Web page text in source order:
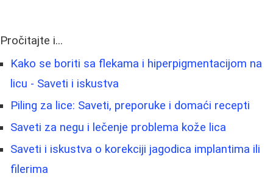
Pročitajte i...
Kako se boriti sa flekama i hiperpigmentacijom na
licu - Saveti i iskustva
Piling za lice: Saveti, preporuke i domaći recepti
Saveti za negu i lečenje problema kože lica
Saveti i iskustva o korekciji jagodica implantima ili
filerima